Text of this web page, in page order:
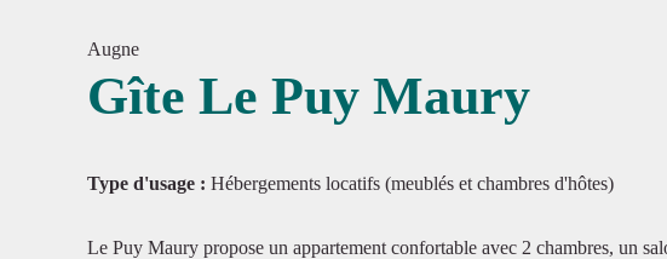
Augne
Gîte Le Puy Maury
Type d'usage : Hébergements locatifs (meublés et chambres d'hôtes)
Le Puy Maury propose un appartement confortable avec 2 chambres, un